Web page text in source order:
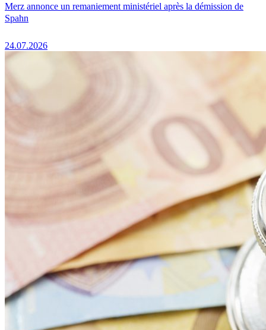
Merz annonce un remaniement ministériel après la démission de
Spahn
24.07.2026